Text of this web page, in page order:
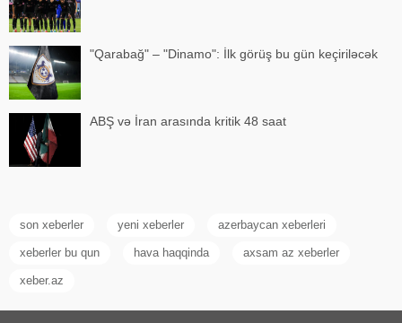
"Qarabağ" – "Dinamo": İlk görüş bu gün keçiriləcək
ABŞ və İran arasında kritik 48 saat
son xeberler yeni xeberler azerbaycan xeberleri
xeberler bu qun hava haqqinda axsam az xeberler
xeber.az